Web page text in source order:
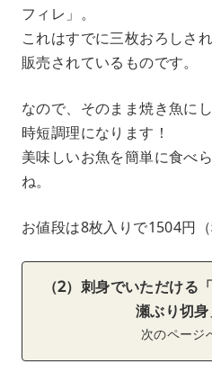
フィレ」。
これはすでに三枚おろしさ
販売されているものです。
なので、そのまま焼き魚に
時短調理になります！
美味しいお魚を簡単に食べ
ね。
お値段は8枚入りで1504円
（2）刺身でいただける
瀬ぶり切身
次のページ